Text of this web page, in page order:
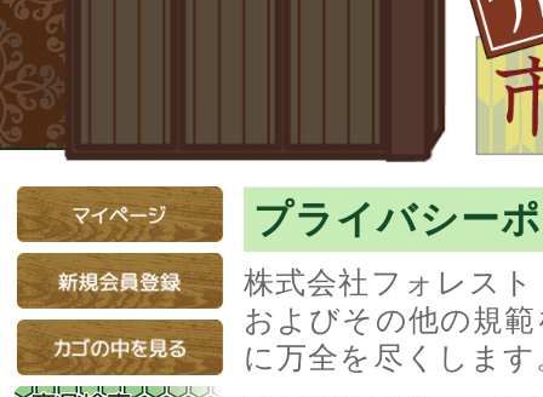
プライバシー
株式会社フォレス
およびその他の規
に万全を尽くします